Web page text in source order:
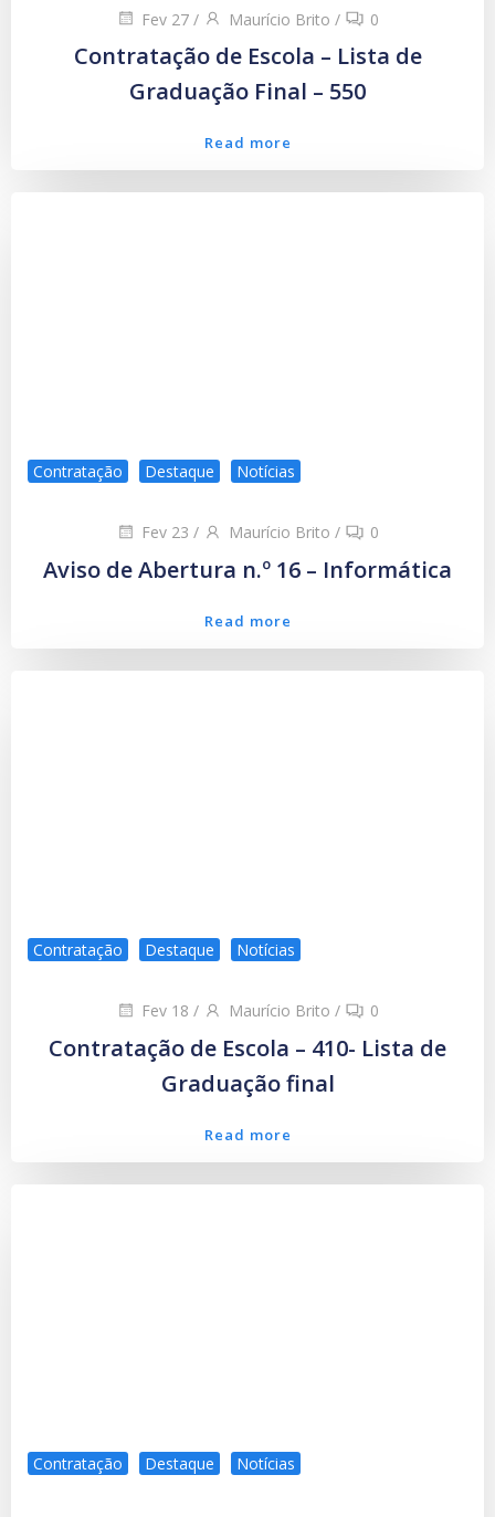
Fev 27 / Maurício Brito / 0
Contratação de Escola – Lista de
Graduação Final – 550
Read more
Contratação Destaque Notícias
Fev 23 / Maurício Brito / 0
Aviso de Abertura n.º 16 – Informática
Read more
Contratação Destaque Notícias
Fev 18 / Maurício Brito / 0
Contratação de Escola – 410- Lista de
Graduação final
Read more
Contratação Destaque Notícias